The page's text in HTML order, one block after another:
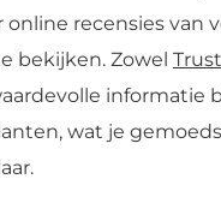
online recensies van
bekijken. Zowel
informatie
wat je